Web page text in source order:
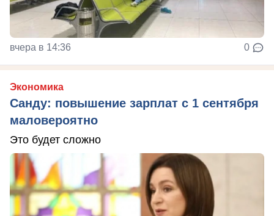
вчера в 14:36 0
Экономика
Санду: повышение зарплат с 1 сентября
маловероятно
Это будет сложно